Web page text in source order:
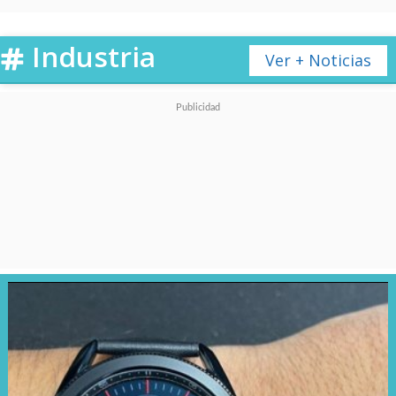
personalizadas en tiempo real.
tareas de productividad como
crear eventos en el
Ver + Noticias
Industria